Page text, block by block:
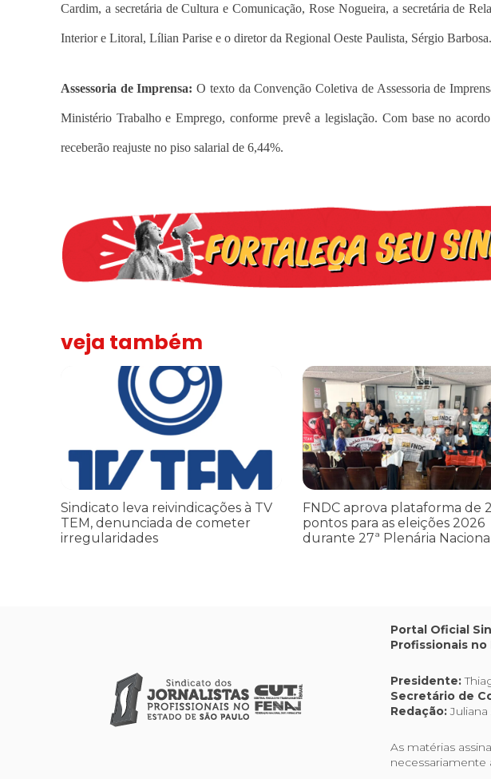
Cardim, a secretária de Cultura e Comunicação, Rose Nogueira, a secretária de
Interior e Litoral, Lílian Parise e o diretor da Regional Oeste Paulista, Sérgio Barbosa.
Assessoria de Imprensa:O texto da Convenção Coletiva de Assessoria de
Ministério Trabalho e Emprego, conforme prevê a legislação. Com base no
receberão reajuste no piso salarial de 6,44%.
veja também
Sindicato leva reivindicações à TV TEM, denunciada de cometer irregularidades
Sindicato leva reivindicações à TV
TEM, denunciada de cometer
irregularidades
FNDC aprova plataforma de 20
FNDC aprova plataforma de
pontos para as eleições 2026
durante 27ª Plenária Nacional
Portal Oficial
Profissionais no
Presidente:
Secretário de
Redação:
As matérias
necessariamente